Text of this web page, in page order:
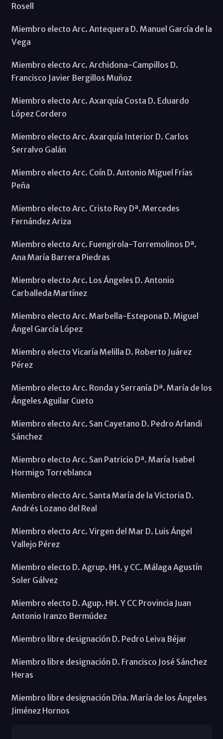
Rosell
Miembro electo Arc. Antequera D. Manuel García de la
Vega
Miembro electo Arc. Archidona-Campillos D.
Francisco Javier Bergillos Muñoz
Miembro electo Arc. Axarquía Costa D. Eduardo
López Cordero
Miembro electo Arc. Axarquía Interior D. Carlos
Serralvo Galán
Miembro electo Arc. Coín D. Antonio Miguel Frías
Peña
Miembro electo Arc. Cristo Rey Dª. Mercedes
Fernández Ariza
Miembro electo Arc. Fuengirola-Torremolinos Dª.
Ana María Barrera Piedras
Miembro electo Arc. Los Ángeles D. Antonio
Carballeda Martínez
Miembro electo Arc. Marbella-Estepona D. Miguel
Ángel García López
Miembro electo Vicaría Melilla D. Roberto Juárez
Pérez
Miembro electo Arc. Ronda y Serranía Dª. María de los
Ángeles Aguilar Cueto
Miembro electo Arc. San Cayetano D. Pedro Arlandi
Sánchez
Miembro electo Arc. San Patricio Dª. María Isabel
Hormigo Torreblanca
Miembro electo Arc. Santa María de la Victoria D.
Andrés Lozano del Real
Miembro electo Arc. Virgen del Mar D. Luis Ángel
Vallejo Pérez
Miembro electo D. Agrup. HH. y CC. Málaga Agustín
Soler Gálvez
Miembro electo D. Agup. HH. Y CC Provincia Juan
Antonio Iranzo Bermúdez
Miembro libre designación D. Pedro Leiva Béjar
Miembro libre designación D. Francisco José Sánchez
Heras
Miembro libre designación Dña. María de los Ángeles
Jiménez Hornos